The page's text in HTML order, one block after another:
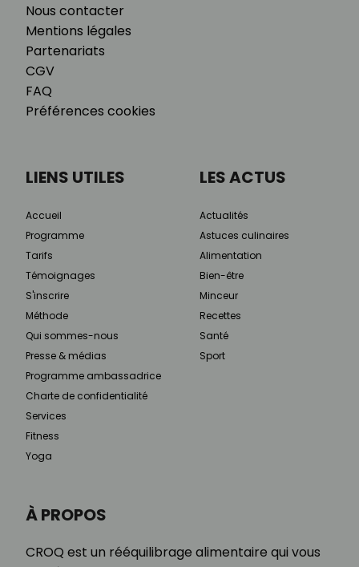
Nous contacter
Mentions légales
Partenariats
CGV
FAQ
Préférences cookies
À PROPOS
CROQ est un rééquilibrage alimentaire qui vous
LIENS UTILES
Accueil
Programme
Tarifs
Témoignages
S'inscrire
Méthode
Qui sommes-nous
Presse & médias
Programme ambassadrice
Charte de confidentialité
Services
Fitness
Yoga
LES ACTUS
Actualités
Astuces culinaires
Alimentation
Bien-être
Minceur
Recettes
Santé
Sport